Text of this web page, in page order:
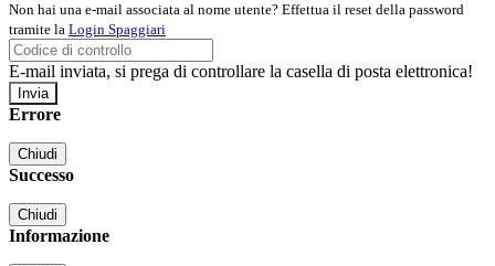
Non hai una e-mail associata al nome utente? Effettua il reset della password
tramite la Login Spaggiari
E-mail inviata, si prega di controllare la casella di posta elettronica!
Errore
Chiudi
Successo
Chiudi
Informazione